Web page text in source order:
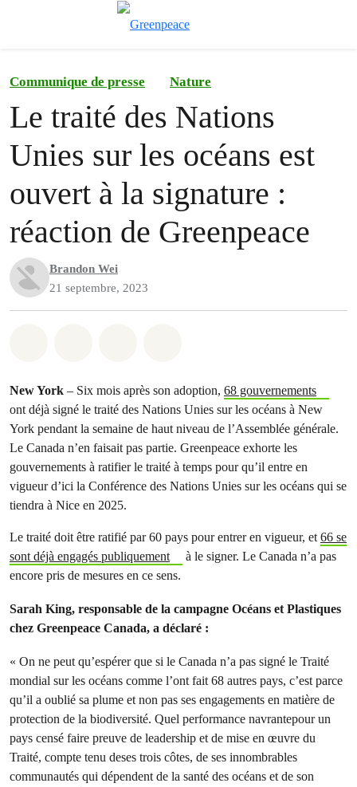
Communique de presse Nature
Le traité des Nations
Unies sur les océans est
ouvert à la signature :
réaction de Greenpeace
Brandon Wei
21 septembre, 2023
New York – Six mois après son adoption, 68 gouvernements
ont déjà signé le traité des Nations Unies sur les océans à New
York pendant la semaine de haut niveau de l’Assemblée générale.
Le Canada n’en faisait pas partie. Greenpeace exhorte les
gouvernements à ratifier le traité à temps pour qu’il entre en
vigueur d’ici la Conférence des Nations Unies sur les océans qui se
tiendra à Nice en 2025.
Le traité doit être ratifié par 60 pays pour entrer en vigueur, et66 se
sont déjà engagés publiquement
à le signer. Le Canada n’a pas
encore pris de mesures en ce sens.
Sarah King, responsable de la campagne Océans et Plastiques
chez Greenpeace Canada, a déclaré :
« On ne peut qu’espérer que si le Canada n’a pas signé le Traité
mondial sur les océans comme l’ont fait 68 autres pays, c’est parce
qu’il a oublié sa plume et non pas ses engagements en matière de
protection de la biodiversité. Quel performance navrantepour un
pays censé faire preuve de leadership et de mise en œuvre du
Traité, compte tenu deses trois côtes, de ses innombrables
communautés qui dépendent de la santé des océans et de son